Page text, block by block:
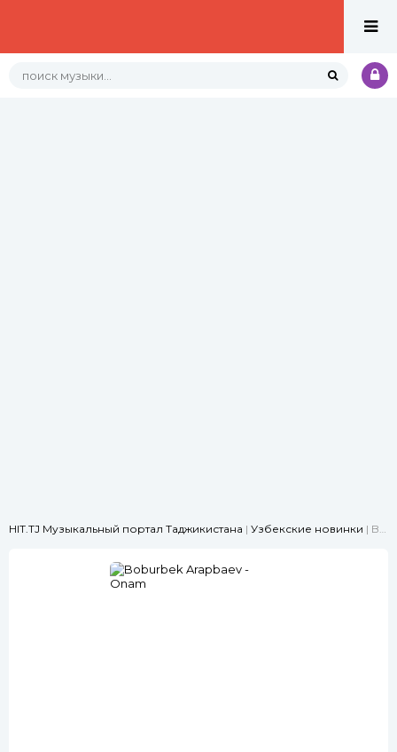
HIT.TJ Музыкальный портал Таджикистана | Узбекские новинки | Boburbek Arapbaev - Onam